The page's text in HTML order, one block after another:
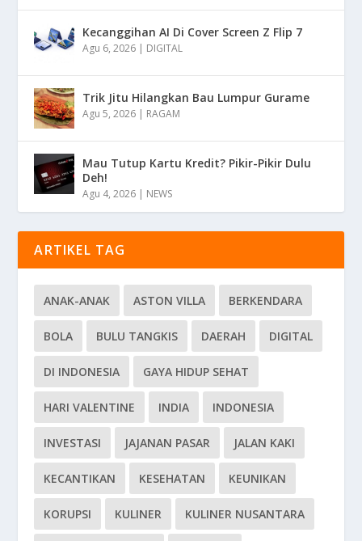
Kecanggihan AI Di Cover Screen Z Flip 7
Agu 6, 2026 | DIGITAL
Trik Jitu Hilangkan Bau Lumpur Gurame
Agu 5, 2026 | RAGAM
Mau Tutup Kartu Kredit? Pikir-Pikir Dulu
Deh!
Agu 4, 2026 | NEWS
ARTIKEL TAG
ANAK-ANAK ASTON VILLA BERKENDARA
BOLA BULU TANGKIS DAERAH DIGITAL
DI INDONESIA GAYA HIDUP SEHAT
HARI VALENTINE INDIA INDONESIA
INVESTASI JAJANAN PASAR JALAN KAKI
KECANTIKAN KESEHATAN KEUNIKAN
KORUPSI KULINER KULINER NUSANTARA